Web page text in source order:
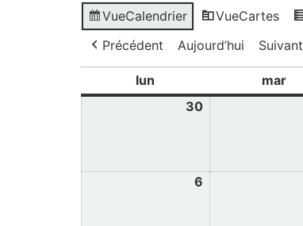
VueCalendrier VueCartes
Précédent
Aujourd’hui Suivant
lun mar
30
6